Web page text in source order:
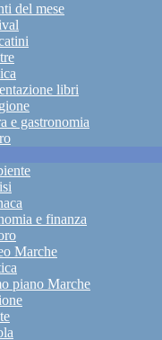
del mese
libri
e gastronomia
e finanza
Marche
piano Marche